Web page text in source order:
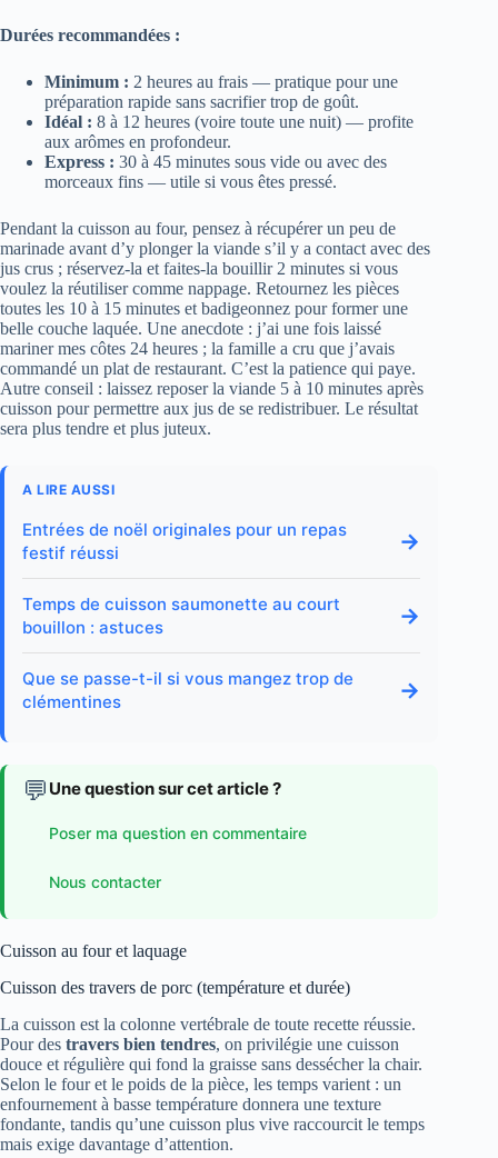
Durées recommandées :
Minimum : 2 heures au frais — pratique pour une
préparation rapide sans sacrifier trop de goût.
Idéal : 8 à 12 heures (voire toute une nuit) — profite
aux arômes en profondeur.
Express : 30 à 45 minutes sous vide ou avec des
morceaux fins — utile si vous êtes pressé.
Pendant la cuisson au four, pensez à récupérer un peu de
marinade avant d’y plonger la viande s’il y a contact avec des
jus crus ; réservez-la et faites-la bouillir 2 minutes si vous
voulez la réutiliser comme nappage. Retournez les pièces
toutes les 10 à 15 minutes et badigeonnez pour former une
belle couche laquée. Une anecdote : j’ai une fois laissé
mariner mes côtes 24 heures ; la famille a cru que j’avais
commandé un plat de restaurant. C’est la patience qui paye.
Autre conseil : laissez reposer la viande 5 à 10 minutes après
cuisson pour permettre aux jus de se redistribuer. Le résultat
sera plus tendre et plus juteux.
A LIRE AUSSI
Entrées de noël originales pour un repas
festif réussi
→
Temps de cuisson saumonette au court
bouillon : astuces
→
Que se passe-t-il si vous mangez trop de
clémentines
→
💬 Une question sur cet article ?
Poser ma question en commentaire
Nous contacter
Cuisson au four et laquage
Cuisson des travers de porc (température et durée)
La cuisson est la colonne vertébrale de toute recette réussie.
Pour des travers bien tendres, on privilégie une cuisson
douce et régulière qui fond la graisse sans dessécher la chair.
Selon le four et le poids de la pièce, les temps varient : un
enfournement à basse température donnera une texture
fondante, tandis qu’une cuisson plus vive raccourcit le temps
mais exige davantage d’attention.